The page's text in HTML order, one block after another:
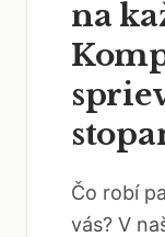
na
Čo robí
vás? V